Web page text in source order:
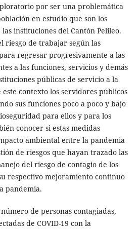
por ser una problemática
en estudio que son los
instituciones del Cantón Pelileo.
riesgo de trabajar según las
regresar progresivamente a las
a las funciones, servicios y demás
públicas de servicio a la
contexto los servidores públicos
sus funciones poco a poco y bajo
para ellos y para los
conocer si estas medidas
ambiental entre la pandemia
de riesgos que hayan trazado las
del riesgo de contagio de los
respectivo mejoramiento continuo
pandemia.
de personas contagiadas,
de COVID-19 con la